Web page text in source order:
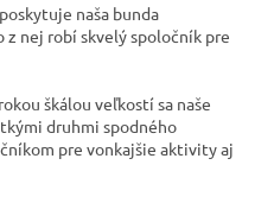
naša bunda
nej robí skvelý spoločník pre
škálou veľkostí sa naše
druhmi spodného
pre vonkajšie aktivity aj